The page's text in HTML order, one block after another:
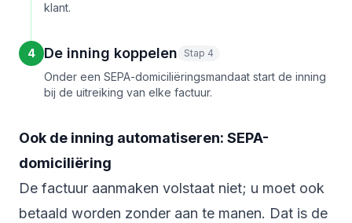
klant.
4 De inning koppelen Stap 4
Onder een SEPA-domiciliëringsmandaat start de inning
bij de uitreiking van elke factuur.
Ook de inning automatiseren: SEPA-
domiciliëring
De factuur aanmaken volstaat niet; u moet ook
betaald worden zonder aan te manen. Dat is de